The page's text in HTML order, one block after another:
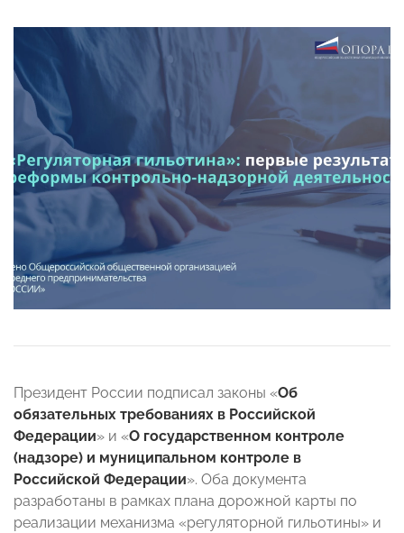
Президент России подписал законы «Об
обязательных требованиях в Российской
Федерации» и «О государственном контроле
(надзоре) и муниципальном контроле в
Российской Федерации». Оба документа
разработаны в рамках плана дорожной карты по
реализации механизма «регуляторной гильотины» и